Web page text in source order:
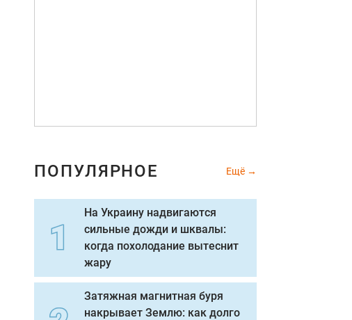
ПОПУЛЯРНОЕ Ещё
На Украину надвигаются
сильные дожди и шквалы:
когда похолодание вытеснит
жару
Затяжная магнитная буря
накрывает Землю: как долго